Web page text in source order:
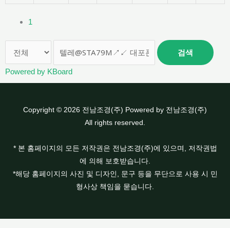
1
검색
Powered by KBoard
Copyright © 2026 전남조경(주) Powered by 전남조경(주)
All rights reserved.
* 본 홈페이지의 모든 저작권은 전남조경(주)에 있으며, 저작권법
에 의해 보호받습니다.
*해당 홈페이지의 사진 및 디자인, 문구 등을 무단으로 사용 시 민
형사상 책임을 묻습니다.